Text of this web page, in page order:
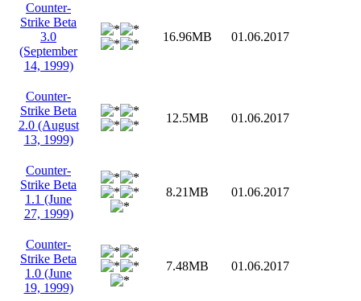
Counter-
Strike Beta
3.0
(September
14, 1999)
16.96MB 01.06.2017
Counter-
Strike Beta
2.0 (August
13, 1999)
12.5MB 01.06.2017
Counter-
Strike Beta
1.1 (June
27, 1999)
8.21MB 01.06.2017
Counter-
Strike Beta
1.0 (June
19, 1999)
7.48MB 01.06.2017